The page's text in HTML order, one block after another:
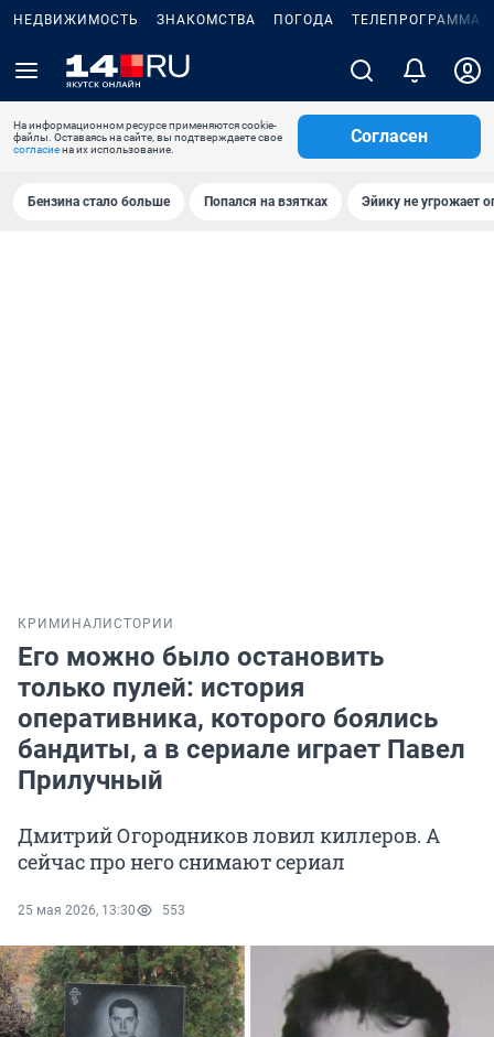
НЕДВИЖИМОСТЬ ЗНАКОМСТВА ПОГОДА ТЕЛЕПРОГРАММА
На информационном ресурсе применяются cookie-
файлы. Оставаясь на сайте, вы подтверждаете свое
согласиена их использование.
Согласен
Бензина стало больше Попался на взятках Эйику не угрожает
КРИМИНАЛ ИСТОРИИ
Его можно было остановить
только пулей: история
оперативника, которого боялись
бандиты, а в сериале играет Павел
Прилучный
Дмитрий Огородников ловил киллеров. А
сейчас про него снимают сериал
25 мая 2026, 13:30 553